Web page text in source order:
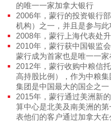
的唯一一家加拿大银行
2006年，蒙行的投资银行
机构）之一，并且是参与
2008年，蒙行上海代表处
2010年，蒙行获中国银监
蒙行成为首家也是唯一一
2012年，蒙行收购中粮信
高持股比例），作为中粮
集团是中国最大的国企之一
2015年，蒙行通过美洲新
算中心是北美及南美洲的
表他们的客户通过加拿大